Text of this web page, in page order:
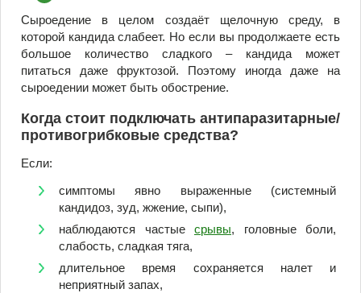
Сыроедение в целом создаёт щелочную среду, в
которой кандида слабеет. Но если вы продолжаете есть
большое количество сладкого – кандида может
питаться даже фруктозой. Поэтому иногда даже на
сыроедении может быть обострение.
Когда стоит подключать антипаразитарные/
противогрибковые средства?
Если:
симптомы явно выраженные (системный
кандидоз, зуд, жжение, сыпи),
наблюдаются частые срывы, головные боли,
слабость, сладкая тяга,
длительное время сохраняется налет и
неприятный запах,